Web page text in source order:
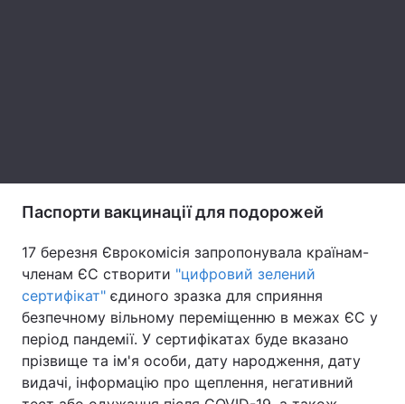
Паспорти вакцинації для подорожей
17 березня Єврокомісія запропонувала країнам-
членам ЄС створити "цифровий зелений
сертифікат" єдиного зразка для сприяння
безпечному вільному переміщенню в межах ЄС у
період пандемії. У сертифікатах буде вказано
прізвище та ім'я особи, дату народження, дату
видачі, інформацію про щеплення, негативний